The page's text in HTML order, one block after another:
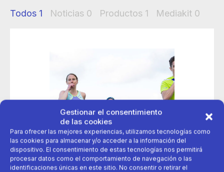
Gestionar el consentimiento
de las cookies
Para ofrecer las mejores experiencias, utilizamos tecnologías como
las cookies para almacenar y/o acceder a la información del
dispositivo. El consentimiento de estas tecnologías nos permitirá
procesar datos como el comportamiento de navegación o las
identificaciones únicas en este sitio. No consentir o retirar el
Todos 1 Noticias 0 Productos 1 Mediakit 0